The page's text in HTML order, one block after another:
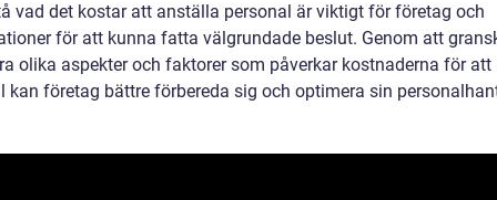
vad det kostar att anställa personal är viktigt för företag och
för att kunna fatta välgrundade beslut. Genom att
olika aspekter och faktorer som påverkar kostnaderna för
kan företag bättre förbereda sig och optimera sin